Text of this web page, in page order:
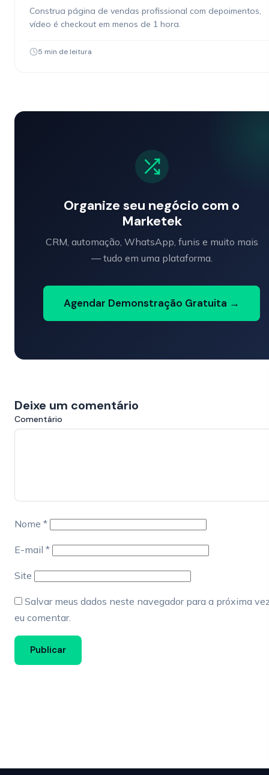
Construa página de vendas profissional com depoimentos,
vídeo é checkout em menos de 1 hora.
5 min de leitura
Organize seu negócio com o
Marketek
CRM, automação, WhatsApp, funis e muito mais
— tudo em uma plataforma.
Agendar Demonstração Gratuita →
Deixe um comentário
Comentário
Nome *
E-mail *
Site
Salvar meus dados neste navegador para a próxima
eu comentar.